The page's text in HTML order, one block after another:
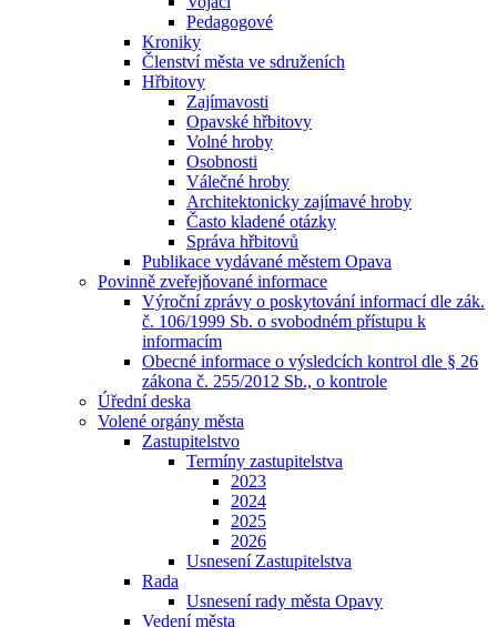
Pedagogové
Kroniky
Členství města ve sdruženích
Hřbitovy
Zajímavosti
Opavské hřbitovy
Volné hroby
Osobnosti
Válečné hroby
Architektonicky zajímavé hroby
Často kladené otázky
Správa hřbitovů
Publikace vydávané městem Opava
Povinně zveřejňované informace
Výroční zprávy o poskytování informací dle zák.
č. 106/1999 Sb. o svobodném přístupu k
informacím
Obecné informace o výsledcích kontrol dle § 26
zákona č. 255/2012 Sb., o kontrole
Úřední deska
Volené orgány města
Zastupitelstvo
Termíny zastupitelstva
2023
2024
2025
2026
Usnesení Zastupitelstva
Rada
Usnesení rady města Opavy
Vedení města